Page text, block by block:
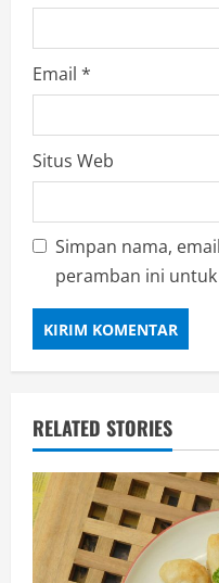
Email *
Situs Web
Simpan nama,
peramban ini
RELATED STORIES